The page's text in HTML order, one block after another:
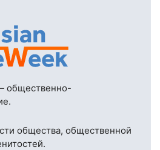
общественно-
общества, общественной